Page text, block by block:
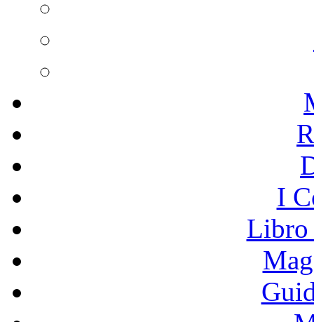
I
Libro